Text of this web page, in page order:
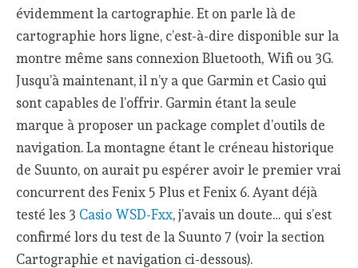
évidemment la cartographie. Et on parle là de
cartographie hors ligne, c’est-à-dire disponible sur la
montre même sans connexion Bluetooth, Wifi ou 3G.
Jusqu’à maintenant, il n’y a que Garmin et Casio qui
sont capables de l’offrir. Garmin étant la seule
marque à proposer un package complet d’outils de
navigation. La montagne étant le créneau historique
de Suunto, on aurait pu espérer avoir le premier vrai
concurrent des Fenix 5 Plus et Fenix 6. Ayant déjà
testé les 3 Casio WSD-Fxx, j’avais un doute… qui s’est
confirmé lors du test de la Suunto 7 (voir la section
Cartographie et navigation ci-dessous).